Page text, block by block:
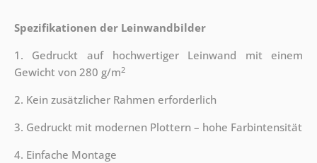
Spezifikationen der Leinwandbilder
1. Gedruckt auf hochwertiger Leinwand mit einem
Gewicht von 280 g/m2
2. Kein zusätzlicher Rahmen erforderlich
3. Gedruckt mit modernen Plottern – hohe Farbintensität
4. Einfache Montage